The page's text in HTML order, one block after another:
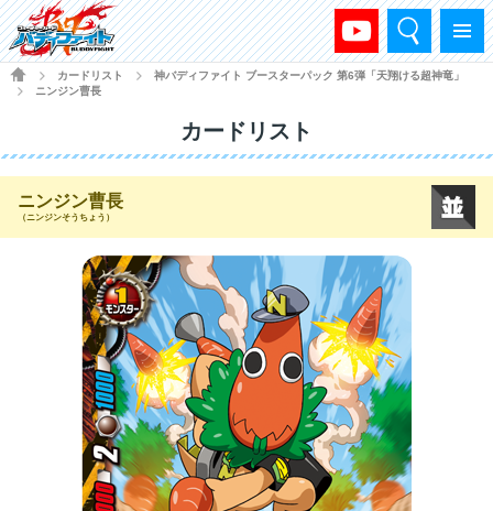
メニュー
検索
HOME
カードリスト
神バディファイト ブースターパック 第6弾「天翔ける超神竜」
ニンジン曹長
カードリスト
ニンジン曹長
（ニンジンそうちょう）